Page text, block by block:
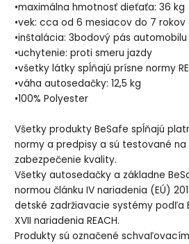
•maximálna hmotnosť dieťaťa: 36 kg
•vek: cca od 6 mesiacov do 7 rokov
•inštalácia: 3bodový pás automobilu
•uchytenie: proti smeru jazdy
•všetky látky spĺňajú prísne normy
•váha autosedačky: 12,5 kg
•100% Polyester
Všetky produkty BeSafe spĺňajú
normy a predpisy a sú testované
zabezpečenie kvality.
Všetky autosedačky a základne
normou článku IV nariadenia (EÚ)
detské zadržiavacie systémy podľa
XVII nariadenia REACH.
Produkty sú označené